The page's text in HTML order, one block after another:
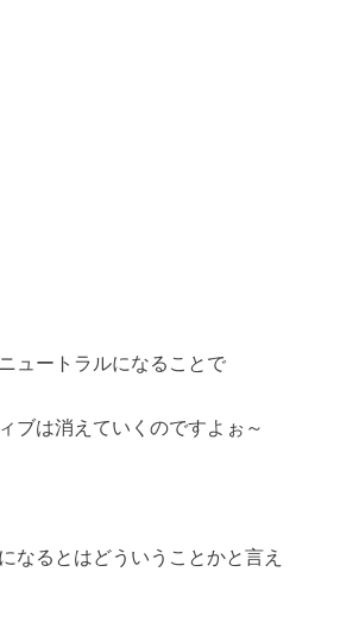
ュートラルになることで
ブは消えていくのですよぉ～
なるとはどういうことかと言え